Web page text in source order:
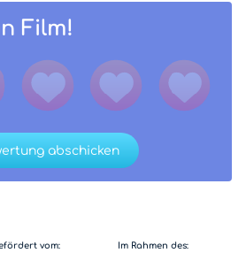
Film!
abschicken
vom: Im Rahmen des: